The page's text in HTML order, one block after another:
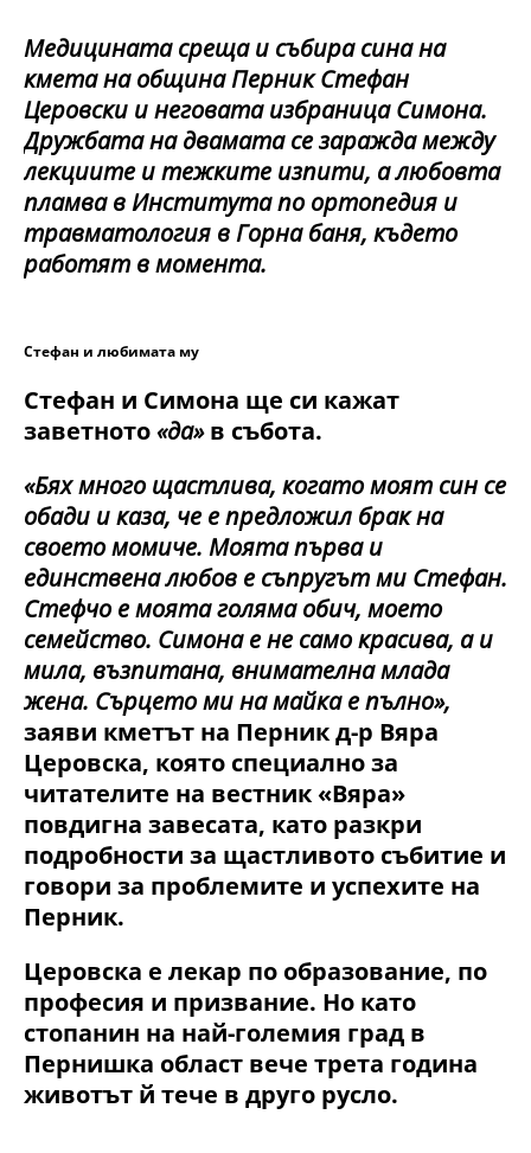
Медицината среща и събира сина на
кмета на община Перник Стефан
Церовски и неговата избраница Симона.
Дружбата на двамата се заражда между
лекциите и тежките изпити, а любовта
пламва в Института по ортопедия и
травматология в Горна баня, където
работят в момента.
Стефан и любимата му
Стефан и Симона ще си кажат
заветното«да»в събота.
«Бях много щастлива, когато моят син се
обади и каза, че е предложил брак на
своето момиче. Моята първа и
единствена любов е съпругът ми Стефан.
Стефчо е моята голяма обич, моето
семейство. Симона е не само красива, а и
мила, възпитана, внимателна млада
жена. Сърцето ми на майка е пълно»,
заяви кметът на Перник д-р Вяра
Церовска, която специално за
читателите на вестник «Вяра»
повдигна завесата, като разкри
подробности за щастливото събитие и
говори за проблемите и успехите на
Перник.
Церовска е лекар по образование, по
професия и призвание. Но като
стопанин на най-големия град в
Пернишка област вече трета година
животът й тече в друго русло.